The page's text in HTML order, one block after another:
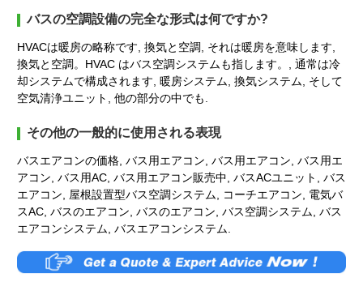
バスの空調設備の完全な形式は何ですか?
HVACは暖房の略称です, 換気と空調, それは暖房を意味します,
換気と空調。HVAC はバス空調システムも指します。, 通常は冷
却システムで構成されます, 暖房システム, 換気システム, そして
空気清浄ユニット, 他の部分の中でも.
その他の一般的に使用される表現
バスエアコンの価格, バス用エアコン, バス用エアコン, バス用エ
アコン, バス用AC, バス用エアコン販売中, バスACユニット, バス
エアコン, 屋根設置型バス空調システム, コーチエアコン, 電気バ
スAC, バスのエアコン, バスのエアコン, バス空調システム, バス
エアコンシステム, バスエアコンシステム.